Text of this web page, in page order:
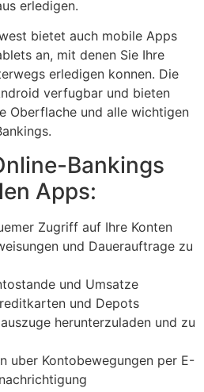
erledigen.
bietet auch mobile Apps
an, mit denen Sie Ihre
erledigen konnen. Die
verfugbar und bieten
Oberflache und alle wichtigen
Bankings
Apps:
Zugriff auf Ihre Konten
und Dauerauftrage zu
und Umsatze
und Depots
herunterzuladen und zu
uber Kontobewegungen per E-